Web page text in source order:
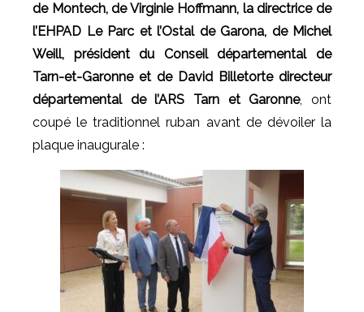
de Montech, de Virginie Hoffmann, la directrice de
l’EHPAD Le Parc et l’Ostal de Garona, de Michel
Weill, président du Conseil départemental de
Tarn-et-Garonne et de David Billetorte directeur
départemental de l’ARS Tarn et Garonne, ont
coupé le traditionnel ruban avant de dévoiler la
plaque inaugurale :